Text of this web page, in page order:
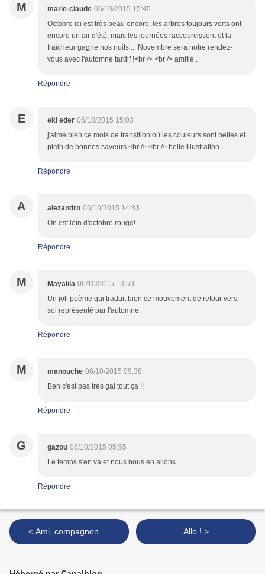
M marie-claude 06/10/2015 15:45
Octobre ici est très beau encore, les arbres toujours verts ont
encore un air d'été, mais les journées raccourcissent et la
fraîcheur gagne nos nuits ... Novembre sera notre rendez-
vous avec l'automne tardif !<br /> <br /> amitié .
Répondre
E eki eder 06/10/2015 15:03
j'aime bien ce mois de transition où les couleurs sont belles et
plein de bonnes saveurs.<br /> <br /> belle illustration.
Répondre
A alezandro 06/10/2015 14:33
On est loin d'octobre rouge!
Répondre
M Mayalila 06/10/2015 13:59
Un joli poème qui traduit bien ce mouvement de retour vers
soi représenté par l'automne.
Répondre
M manouche 06/10/2015 09:38
Ben c'est pas très gai tout ça !!
Répondre
G gazou 06/10/2015 05:55
Le temps s'en va et nous nous en allons...
Répondre
< Ami, compagnon..... Allo ! >